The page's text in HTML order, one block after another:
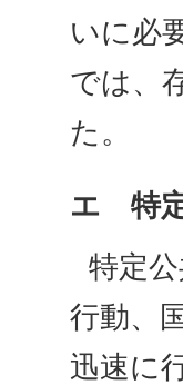
いに必
では、
た。
エ 特
特定
行動、
迅速に